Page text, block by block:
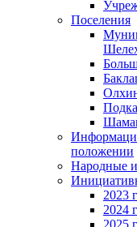
Поселения
положении
Народные
2023
2024
2025